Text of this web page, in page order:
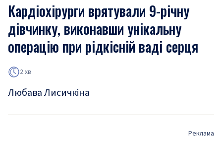
Кардіохірурги врятували 9-річну
дівчинку, виконавши унікальну
операцію при рідкісній ваді серця
2 хв
Любава Лисичкіна
Реклама